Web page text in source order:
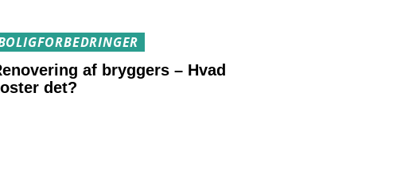
af bryggers – Hvad
det?